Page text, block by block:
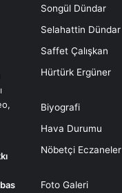
Songül Dündar
Selahattin Dündar
Saffet Çalışkan
Hürtürk Ergüner
Biyografi
Hava Durumu
Nöbetçi Eczaneler
Foto Galeri